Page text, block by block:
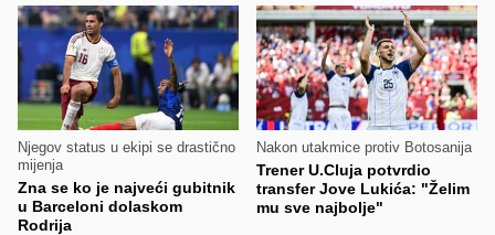
Njegov status u ekipi se drastično
mijenja
Zna se ko je najveći gubitnik
u Barceloni dolaskom
Rodrija
Nakon utakmice protiv Botosanija
Trener U.Cluja potvrdio
transfer Jove Lukića: "Želim
mu sve najbolje"